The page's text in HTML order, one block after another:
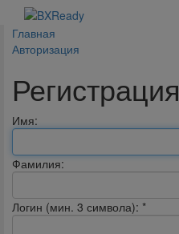
Главная
Авторизация
Регистрация
Имя:
Фамилия:
Логин (мин. 3 символа): *